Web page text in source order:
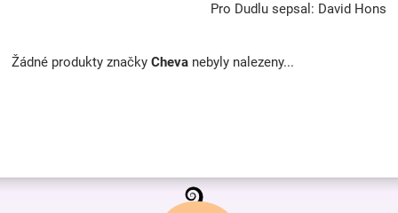
Těhotenské
Pro Dudlu sepsal: David Hons
Žádné produkty značky Cheva nebyly nalezeny...
Z